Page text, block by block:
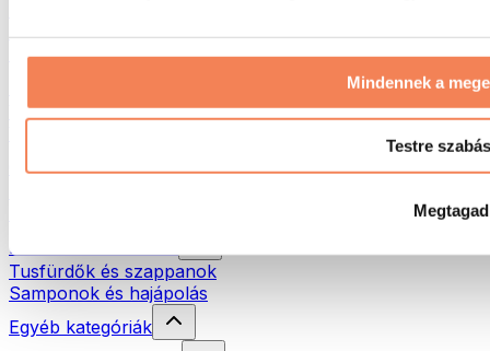
Mindennek a
Testre szabás
Megtagad
Úszás
Túrázás
Vörösfény-terápia
Öko háztartás
Natúrkozmetikumok
Tusfürdők és szappanok
Samponok és hajápolás
Egyéb kategóriák